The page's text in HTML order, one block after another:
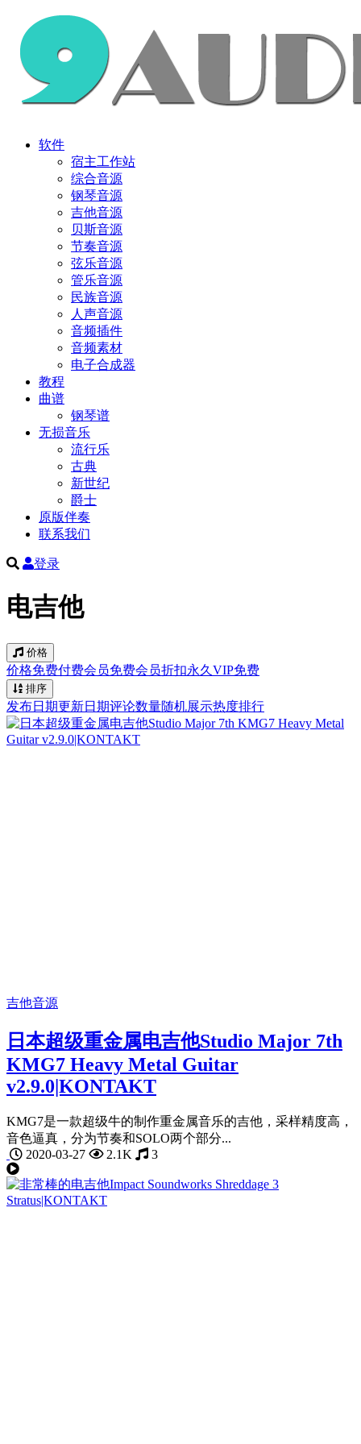
软件
宿主工作站
综合音源
钢琴音源
吉他音源
贝斯音源
节奏音源
弦乐音源
管乐音源
民族音源
人声音源
音频插件
音频素材
电子合成器
教程
曲谱
钢琴谱
无损音乐
流行乐
古典
新世纪
爵士
原版伴奏
联系我们
登录
电吉他
价格
价格免费付费会员免费会员折扣永久VIP免费
排序
发布日期更新日期评论数量随机展示热度排行
吉他音源
日本超级重金属电吉他Studio Major 7th
KMG7 Heavy Metal Guitar
v2.9.0|KONTAKT
KMG7是一款超级牛的制作重金属音乐的吉他，采样精度高，
音色逼真，分为节奏和SOLO两个部分...
2020-03-27
2.1K 3